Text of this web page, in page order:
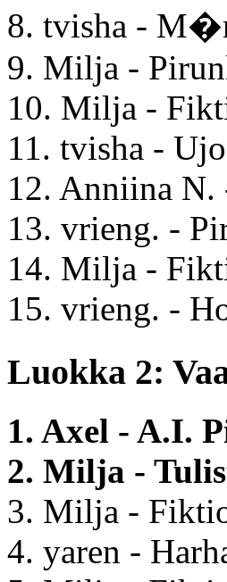
8. tvisha -
9. Milja -
10. Milja -
11. tvisha -
12. Anniina
13. vrieng. -
14. Milja -
15. vrieng. -
Luokka 2:
1. Axel - A.I.
2. Milja -
3. Milja -
4. yaren -